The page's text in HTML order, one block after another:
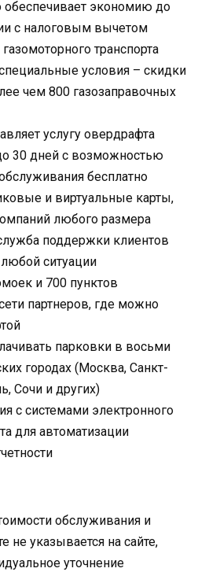
обеспечивает экономию до
с налоговым вычетом
транспорта
условия – скидки
чем 800 газозаправочных
услугу овердрафта
30 дней с возможностью
бесплатно
и виртуальные карты,
любого размера
поддержки клиентов
ситуации
и 700 пунктов
партнеров, где можно
парковки в восьми
городах (Москва, Санкт-
Сочи и других)
с системами электронного
для автоматизации
обслуживания и
не указывается на сайте,
уточнение